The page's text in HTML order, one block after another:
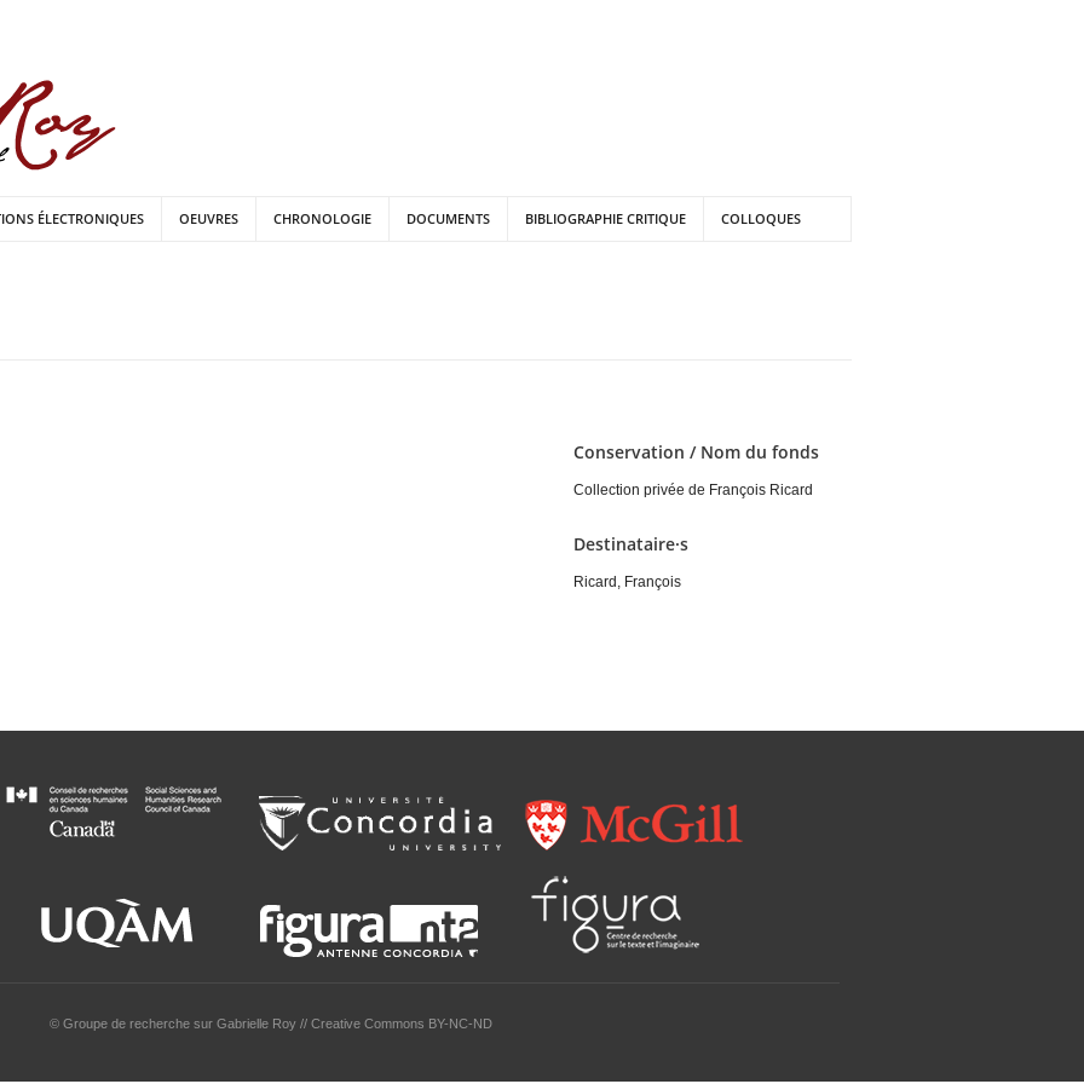
ÉLECTRONIQUES OEUVRES CHRONOLOGIE DOCUMENTS BIBLIOGRAPHIE CRITIQUE COLLOQUES
Conservation / Nom du fonds
Collection privée de François Ricard
Destinataire·s
Ricard, François
© Groupe de recherche sur Gabrielle Roy // Creative Commons BY-NC-ND